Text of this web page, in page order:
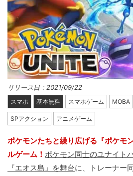
リリース日：2021/09/22
スマホ 基本無料 スマホゲーム MOBA
SPアクション アニメゲーム
ポケモンたちと繰り広げる『ポケモ
ルゲーム！ ポケモン同士のユナイト
『エオス島』を舞台に、トレーナー